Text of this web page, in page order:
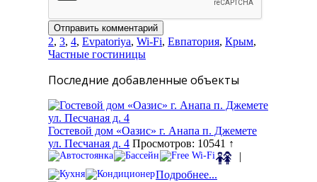
2, 3, 4, Evpatoriya, Wi-Fi, Евпатория, Крым,
Частные гостиницы
Последние добавленные объекты
Гостевой дом «Оазис» г. Анапа п. Джемете
ул. Песчаная д. 4 Просмотров: 10541 ↑
|
Подробнее...